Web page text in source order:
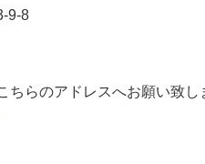
9-8
ちらのアドレスへお願い致し